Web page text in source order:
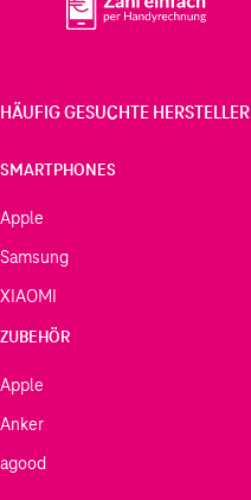
HÄUFIG GESUCHTE HERSTELLER
SMARTPHONES
Apple
Samsung
XIAOMI
ZUBEHÖR
Apple
Anker
agood